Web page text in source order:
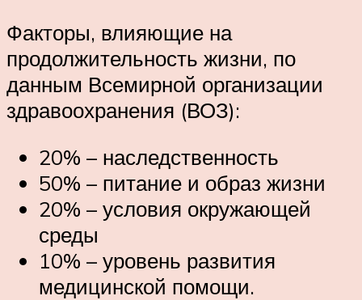
Факторы, влияющие на
продолжительность жизни, по
данным Всемирной организации
здравоохранения (ВОЗ):
20% – наследственность
50% – питание и образ жизни
20% – условия окружающей
среды
10% – уровень развития
медицинской помощи.